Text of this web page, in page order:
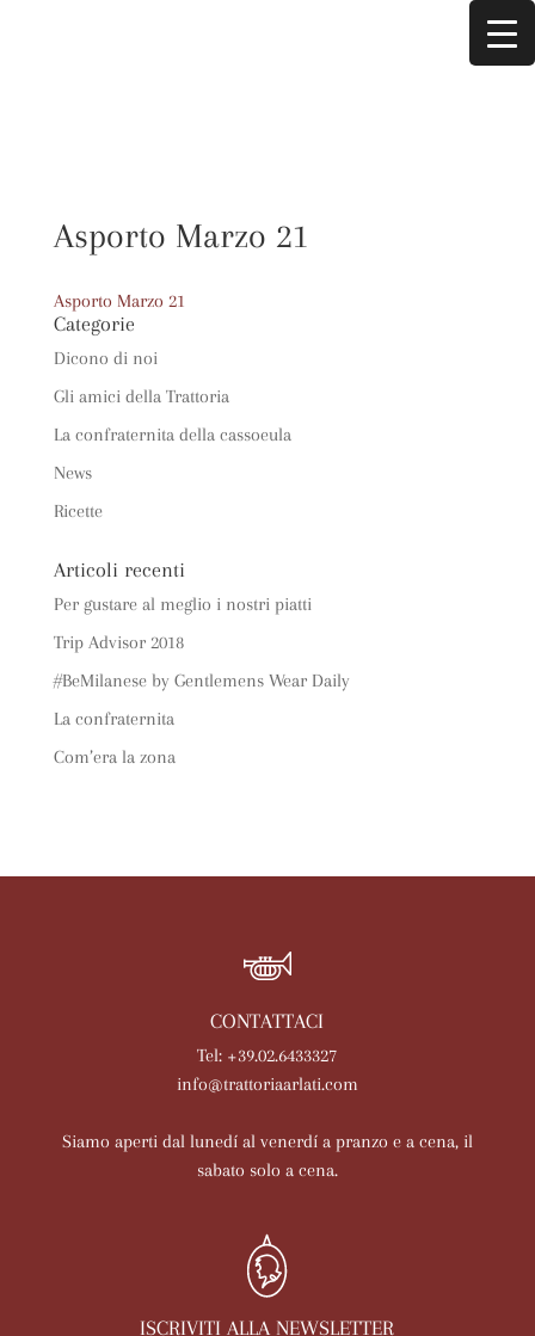
Asporto Marzo 21
Asporto Marzo 21
Categorie
Dicono di noi
Gli amici della Trattoria
La confraternita della cassoeula
News
Ricette
Articoli recenti
Per gustare al meglio i nostri piatti
Trip Advisor 2018
#BeMilanese by Gentlemens Wear Daily
La confraternita
Com’era la zona
CONTATTACI
Tel: +39.02.6433327
info@trattoriaarlati.com
Siamo aperti dal lunedí al venerdí a pranzo e a cena, il
sabato solo a cena.
ISCRIVITI ALLA NEWSLETTER